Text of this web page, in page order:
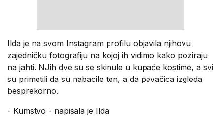
Ilda je na svom Instagram profilu objavila njihovu
zajedničku fotografiju na kojoj ih vidimo kako poziraju
na jahti. NJih dve su se skinule u kupaće kostime, a svi
su primetili da su nabacile ten, a da pevačica izgleda
besprekorno.
- Kumstvo - napisala je Ilda.